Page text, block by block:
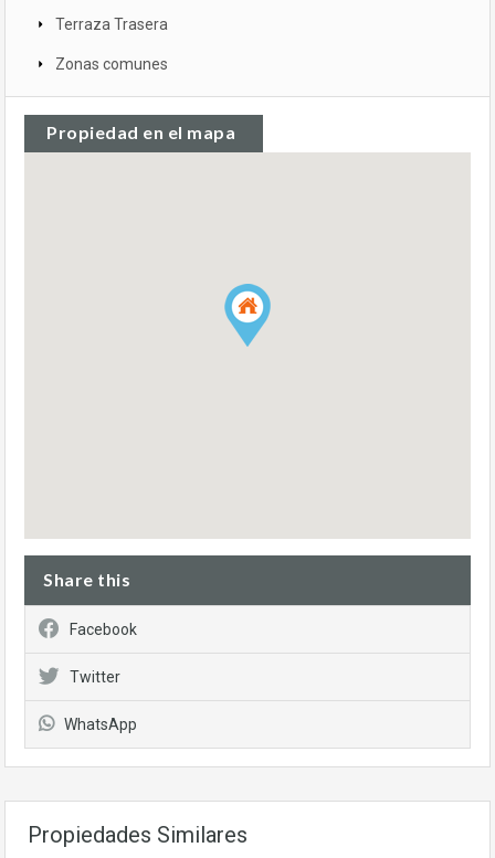
Terraza Trasera
Zonas comunes
Propiedad en el mapa
Share this
Facebook
Twitter
WhatsApp
Propiedades Similares